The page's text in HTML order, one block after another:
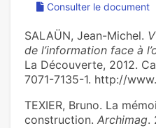
Consulter le document
SALAÜN, Jean-Michel.
de l’information face à
La Découverte, 2012.
7071-7135-1. http://
TEXIER, Bruno. La
construction. Archimag.